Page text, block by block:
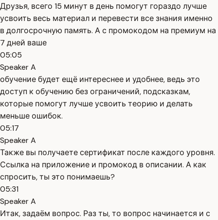
Друзья, всего 15 минут в день помогут гораздо лучше
усвоить весь материал и перевести все знания именно
в долгосрочную память. А с промокодом на премиум на
7 дней ваше
05:05
Speaker A
обучение будет ещё интереснее и удобнее, ведь это
доступ к обучению без ограничений, подсказкам,
которые помогут лучше усвоить теорию и делать
меньше ошибок.
05:17
Speaker A
Также вы получаете сертификат после каждого уровня.
Ссылка на приложение и промокод в описании. А как
спросить, ты это понимаешь?
05:31
Speaker A
Итак, задаём вопрос. Раз ты, то вопрос начинается и с